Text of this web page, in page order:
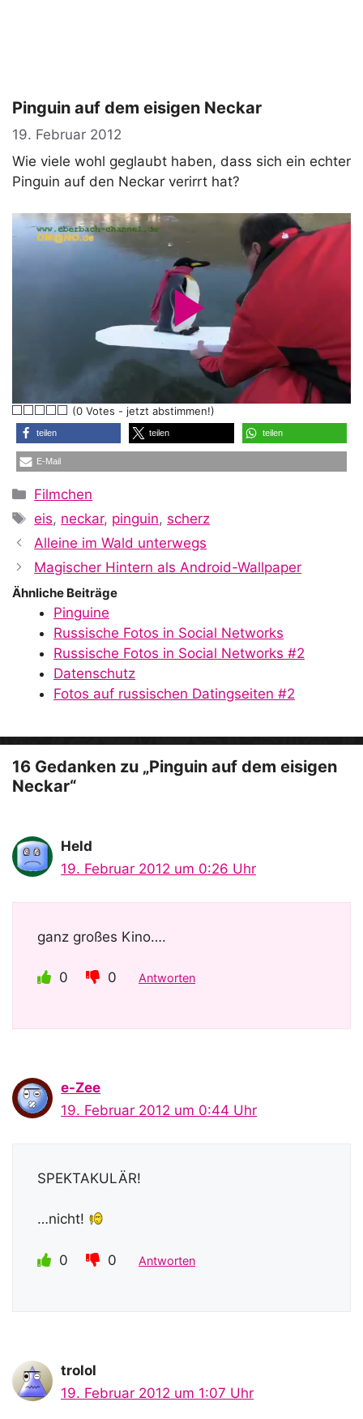
Pinguin auf dem eisigen Neckar
19. Februar 2012
Wie viele wohl geglaubt haben, dass sich ein echter
Pinguin auf den Neckar verirrt hat?
P
l
a
y
V
i
d
e
o
(0 Votes - jetzt abstimmen!)
teilen teilen teilen
E-Mail
Kategorien
Filmchen
Schlagwörter
eis, neckar, pinguin, scherz
Alleine im Wald unterwegs
Magischer Hintern als Android-Wallpaper
Ähnliche Beiträge
Pinguine
Russische Fotos in Social Networks
Russische Fotos in Social Networks #2
Datenschutz
Fotos auf russischen Datingseiten #2
16 Gedanken zu „Pinguin auf dem eisigen
Neckar“
Held
19. Februar 2012 um 0:26 Uhr
ganz großes Kino….
0 0 Antworten
e-Zee
19. Februar 2012 um 0:44 Uhr
SPEKTAKULÄR!
…nicht!
0 0 Antworten
trolol
19. Februar 2012 um 1:07 Uhr